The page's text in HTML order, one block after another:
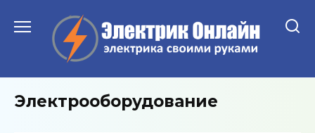
содержанию
Электрооборудование